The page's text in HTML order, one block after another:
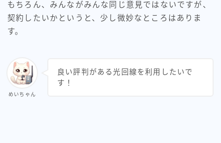
もちろん、みんながみんな同じ意見ではないですが、
契約したいかというと、少し微妙なところはありま
す。
めいちゃん
良い評判がある光回線を利用したいで
す！